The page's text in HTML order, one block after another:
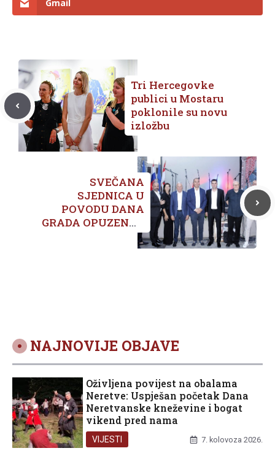
Gmail
Tri Hercegovke
publici u Mostaru
poklonile su novu
izložbu
SVEČANA
SJEDNICA U
POVODU DANA
GRADA OPUZENA I
BLAGDANA SV.
STJEPANA
NAJNOVIJE OBJAVE
Oživljena povijest na obalama
Neretve: Uspješan početak Dana
Neretvanske kneževine i bogat
vikend pred nama
VIJESTI 7. kolovoza 2026.